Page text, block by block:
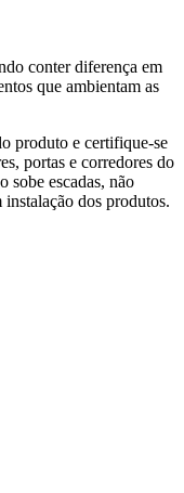
conter diferença em
que ambientam as
produto e certifique-se
portas e corredores do
sobe escadas, não
dos produtos.